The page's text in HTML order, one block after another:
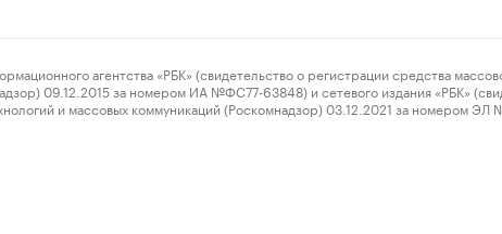
агентства «РБК» (свидетельство о регистрации средства
09.12.2015 за номером ИА №ФС77-63848) и сетевого издания «РБК»
и массовых коммуникаций (Роскомнадзор) 03.12.2021 за номером